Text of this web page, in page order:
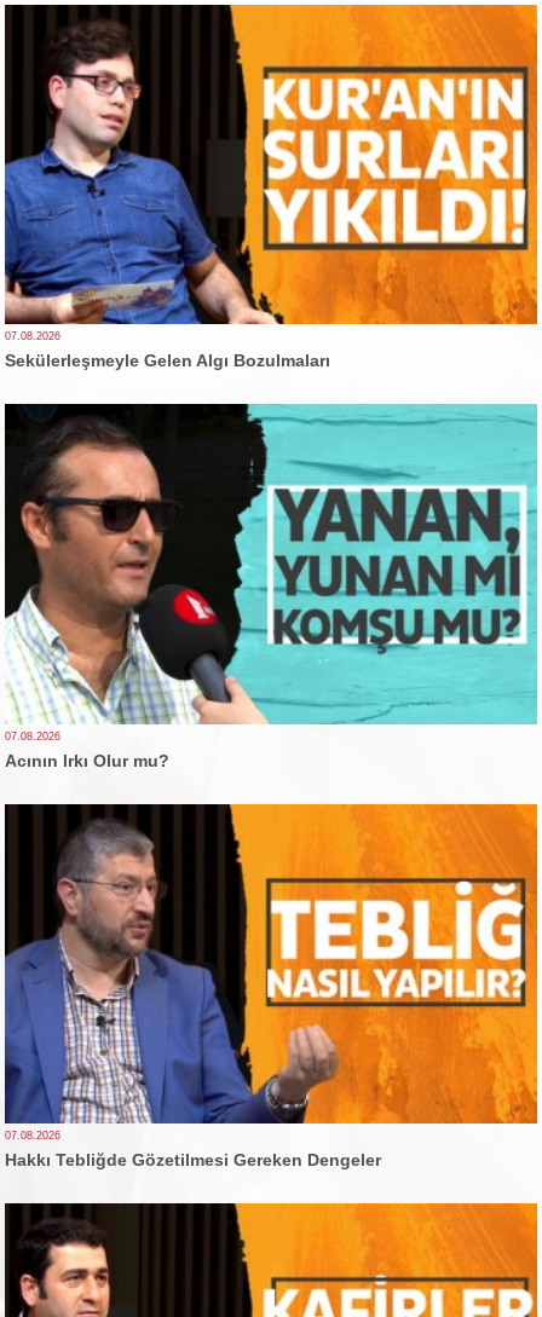
07.08.2026
Sekülerleşmeyle Gelen Algı Bozulmaları
07.08.2026
Acının Irkı Olur mu?
07.08.2026
Hakkı Tebliğde Gözetilmesi Gereken Dengeler